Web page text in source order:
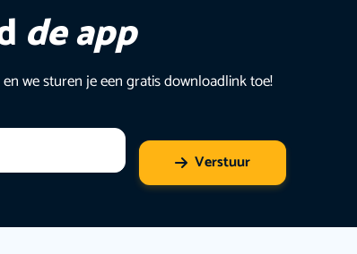
de app
we sturen je een gratis downloadlink toe!
Verstuur